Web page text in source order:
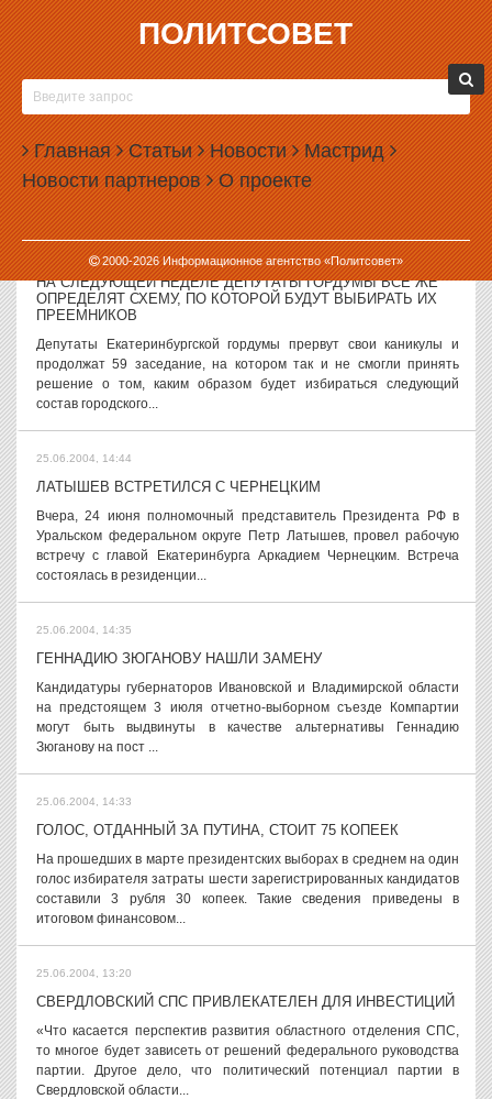
ПОЛИТСОВЕТ
Главная Статьи Новости Мастрид
Новости партнеров О проекте
2000-2026Информационное агентство «Политсовет»
25.06.2004, 15:24
ЭНЕРГЕТИКИ ЛИШАЮТ ЭДУАРДА РОССЕЛЯ ЛЮБИМОГО
ДЕТИЩА
Выставка вооружений в нижнем Тагиле, которую эксперты
называют одним из самых амбициозных пиар-проектов
губернатора Эдуарда Росселя, отключена от энергоснабжения за
долги перед энергетиками...
25.06.2004, 15:06
НА СЛЕДУЮЩЕЙ НЕДЕЛЕ ДЕПУТАТЫ ГОРДУМЫ ВСЕ ЖЕ
ОПРЕДЕЛЯТ СХЕМУ, ПО КОТОРОЙ БУДУТ ВЫБИРАТЬ ИХ
ПРЕЕМНИКОВ
Депутаты Екатеринбургской гордумы прервут свои каникулы и
продолжат 59 заседание, на котором так и не смогли принять
решение о том, каким образом будет избираться следующий
состав городского...
25.06.2004, 14:44
ЛАТЫШЕВ ВСТРЕТИЛСЯ С ЧЕРНЕЦКИМ
Вчера, 24 июня полномочный представитель Президента РФ в
Уральском федеральном округе Петр Латышев, провел рабочую
встречу с главой Екатеринбурга Аркадием Чернецким. Встреча
состоялась в резиденции...
25.06.2004, 14:35
ГЕННАДИЮ ЗЮГАНОВУ НАШЛИ ЗАМЕНУ
Кандидатуры губернаторов Ивановской и Владимирской области
на предстоящем 3 июля отчетно-выборном съезде Компартии
могут быть выдвинуты в качестве альтернативы Геннадию
Зюганову на пост ...
25.06.2004, 14:33
ГОЛОС, ОТДАННЫЙ ЗА ПУТИНА, СТОИТ 75 КОПЕЕК
На прошедших в марте президентских выборах в среднем на один
голос избирателя затраты шести зарегистрированных кандидатов
составили 3 рубля 30 копеек. Такие сведения приведены в
итоговом финансовом...
25.06.2004, 13:20
СВЕРДЛОВСКИЙ СПС ПРИВЛЕКАТЕЛЕН ДЛЯ ИНВЕСТИЦИЙ
«Что касается перспектив развития областного отделения СПС,
то многое будет зависеть от решений федерального руководства
партии. Другое дело, что политический потенциал партии в
Свердловской области...